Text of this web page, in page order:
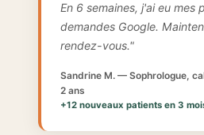
En 6 semaines, j'ai eu mes
demandes Google.
rendez-vous."
Sandrine M. — Sophrologue,
2 ans
+12 nouveaux patients en 3